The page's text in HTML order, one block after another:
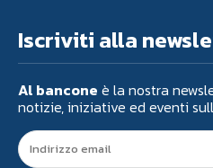
Iscriviti alla
Al bancone è la nostra
notizie, iniziative ed eventi